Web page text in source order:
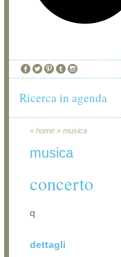
Ricerca in agenda
» home » musica
musica
concerto
q
dettagli